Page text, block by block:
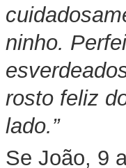
ninho.
rosto feliz
lado.”
Se João, 9